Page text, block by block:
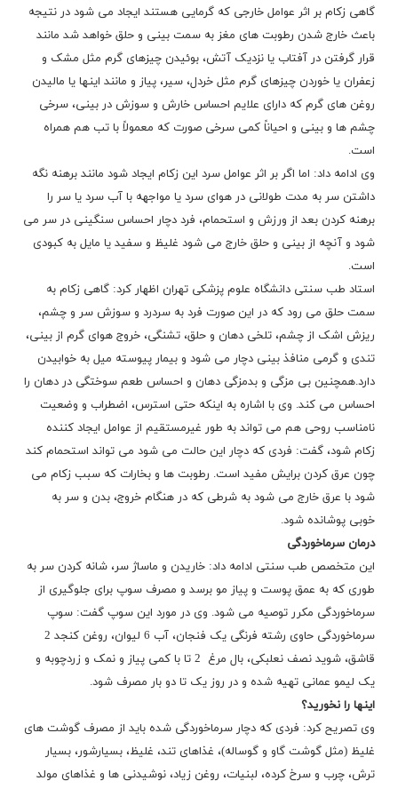
گاهی زکام بر اثر عوامل خارجی که گرمایی هستند ایجاد می شود در نتیجه
باعث خارج شدن رطوبت های مغز به سمت بینی و حلق خواهد شد مانند
قرار گرفتن در آفتاب یا نزدیک آتش، بوئیدن چیزهای گرم مثل مشک و
زعفران یا خوردن چیزهای گرم مثل خردل، سیر، پیاز و مانند اینها یا مالیدن
روغن های گرم که دارای علایم احساس خارش و سوزش در بینی، سرخی
چشم ها و بینی و احیاناً کمی سرخی صورت که معمولاً با تب هم همراه
است.
وی ادامه داد: اما اگر بر اثر عوامل سرد این زکام ایجاد شود مانند برهنه نگه
داشتن سر به مدت طولانی در هوای سرد یا مواجهه با آب سرد یا سر را
برهنه کردن بعد از ورزش و استحمام، فرد دچار احساس سنگینی در سر می
شود و آنچه از بینی و حلق خارج می شود غلیظ و سفید یا مایل به کبودی
است.
استاد طب سنتی دانشگاه علوم پزشکی تهران اظهار کرد: گاهی زکام به
سمت حلق می رود که در این صورت فرد به سردرد و سوزش سر و چشم،
ریزش اشک از چشم، تلخی دهان و حلق، تشنگی، خروج هوای گرم از بینی،
تندی و گرمی منافذ بینی دچار می شود و بیمار پیوسته میل به خوابیدن
دارد.همچنین بی مزگی و بدمزگی دهان و احساس طعم سوختگی در دهان را
احساس می کند. وی با اشاره به اینکه حتی استرس، اضطراب و وضعیت
نامناسب روحی هم می تواند به طور غیرمستقیم از عوامل ایجاد کننده
زکام شود، گفت: فردی که دچار این حالت می شود می تواند استحمام کند
چون عرق کردن برایش مفید است. رطوبت ها و بخارات که سبب زکام می
شود با عرق خارج می شود به شرطی که در هنگام خروج، بدن و سر به
خوبی پوشانده شود.
درمان سرماخوردگی
این متخصص طب سنتی ادامه داد: خاریدن و ماساژ سر، شانه کردن سر به
طوری که به عمق پوست و پیاز مو برسد و مصرف سوپ برای جلوگیری از
سرماخوردگی مکرر توصیه می شود. وی در مورد این سوپ گفت: سوپ
سرماخوردگی حاوی رشته فرنگی یک فنجان، آب 6 لیوان، روغن کنجد 2
قاشق، شوید نصف نعلبکی، بال مرغ 2 تا با کمی پیاز و نمک و زردچوبه و
یک لیمو عمانی تهیه شده و در روز یک تا دو بار مصرف شود.
اینها را نخورید؟
وی تصریح کرد: فردی که دچار سرماخوردگی شده باید از مصرف گوشت های
غلیظ (مثل گوشت گاو و گوساله)، غذاهای تند، غلیظ، بسیارشور، بسیار
ترش، چرب و سرخ کرده، لبنیات، روغن زیاد، نوشیدنی ها و غذاهای مولد